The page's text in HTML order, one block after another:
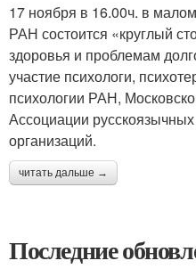
17 ноября в 16.00ч. в
РАН состоится «круглый
здоровья и проблемам
участие психологи,
психологии РАН,
Ассоциации
организаций.
читать дальше →
Последние